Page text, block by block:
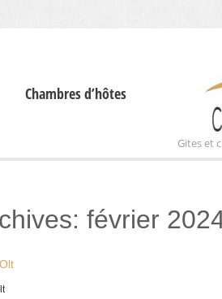
Gites et
Chambres d’hôtes
février